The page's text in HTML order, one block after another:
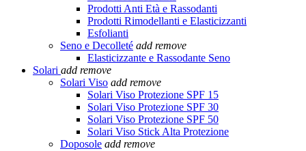
Prodotti Anti Età e Rassodanti
Prodotti Rimodellanti e Elasticizzanti
Esfolianti
Seno e Decolleté add remove
Elasticizzante e Rassodante Seno
Solari add remove
Solari Viso add remove
Solari Viso Protezione SPF 15
Solari Viso Protezione SPF 30
Solari Viso Protezione SPF 50
Solari Viso Stick Alta Protezione
Doposole add remove